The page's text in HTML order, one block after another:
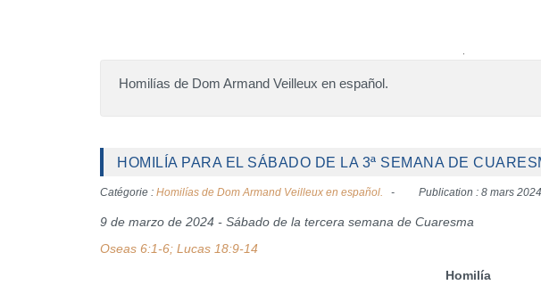
Homilías de Dom Armand Veilleux en español.
HOMILÍA PARA EL SÁBADO DE LA 3ª SEMANA DE
Catégorie : Homilías de Dom Armand Veilleux en español. Publication : 8 mars 2024
9 de marzo de 2024 - Sábado de la tercera semana de Cuaresma
Oseas 6:1-6; Lucas 18:9-14
Homilía